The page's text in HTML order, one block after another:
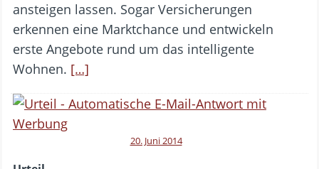
ansteigen lassen. Sogar Versicherungen
erkennen eine Marktchance und entwickeln
erste Angebote rund um das intelligente
Wohnen. […]
20. Juni 2014